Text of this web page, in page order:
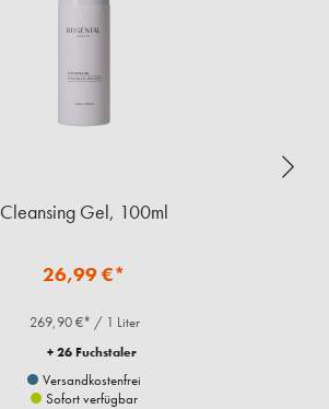
Cleansing Gel, 100ml
26,99 €*
269,90 €* / 1 Liter
+ 26 Fuchstaler
Versandkostenfrei
Sofort verfügbar